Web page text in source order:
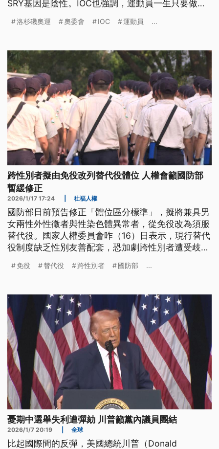
SRY基因是陰性。IOC也強調，運動員一生只要做一
消息一出，隨即獲得美國總統川普（Donald
洛杉磯奧運 奧委會 IOC 運動員 ...
跨性別者擬由免役改列替代役體位 人權會籲國防部
暫緩修正
2026/1/17 17:24 社福人權
國防部日前預告修正「體位區分標準」，擬將兼具男
女兩性外性徵者與性染色體異常者，從免役改為須服
替代役。國家人權委員會昨（16）日表示，現行替代
役制度缺乏性別友善配套，恐加劇跨性別者遭受歧視
緩。
免役 替代役 跨性別者 國防部 ...
憂期中選舉失利遭彈劾 川普籲黨內議員團結
2026/1/7 20:19 全球
比起國際間的反彈，美國總統川普（Donald